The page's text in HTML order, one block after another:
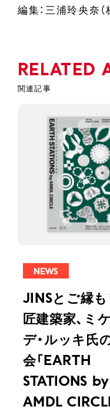
編集：三浦玲央奈
RELATED
NEWS
JINSとご縁
匠建築家、ミ
デ・ルッキ氏
会「EARTH
STATIONS by
AMDL